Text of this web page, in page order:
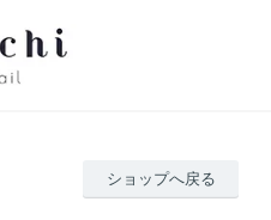
ショップへ戻る